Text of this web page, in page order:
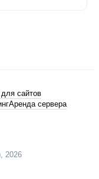
2026
сайтов
Аренда сервера